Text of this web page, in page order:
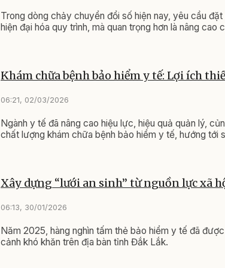
Trong dòng chảy chuyển đổi số hiện nay, yêu cầu
hiện đại hóa quy trình, mà quan trọng hơn là nâng
Khám chữa bệnh bảo hiểm y tế: Lợi ích
06:21, 02/03/2026
Ngành y tế đã nâng cao hiệu lực, hiệu quả quản lý,
chất lượng khám chữa bệnh bảo hiểm y tế, hướng tới
Xây dựng “lưới an sinh” từ nguồn lực xã
06:13, 30/01/2026
Năm 2025, hàng nghìn tấm thẻ bảo hiểm y tế đã
cảnh khó khăn trên địa bàn tỉnh Đắk Lắk.